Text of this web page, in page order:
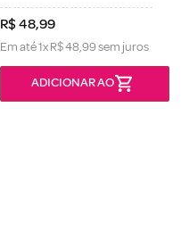
R$48,99
Em até1xR$48,99sem juros
ADICIONAR AO